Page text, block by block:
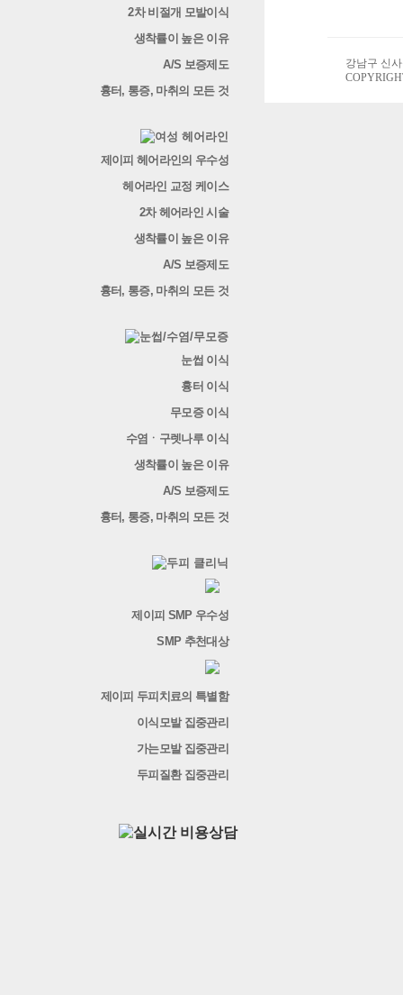
2차 비절개 모발이식
생착률이 높은 이유
A/S 보증제도
흉터, 통증, 마취의 모든 것
제이피 헤어라인의 우수성
헤어라인 교정 케이스
2차 헤어라인 시술
생착률이 높은 이유
A/S 보증제도
흉터, 통증, 마취의 모든 것
눈썹 이식
흉터 이식
무모증 이식
수염ㆍ구렛나루 이식
생착률이 높은 이유
A/S 보증제도
흉터, 통증, 마취의 모든 것
제이피 SMP 우수성
SMP 추천대상
제이피 두피치료의 특별함
이식모발 집중관리
가는모발 집중관리
두피질환 집중관리
강남구 신